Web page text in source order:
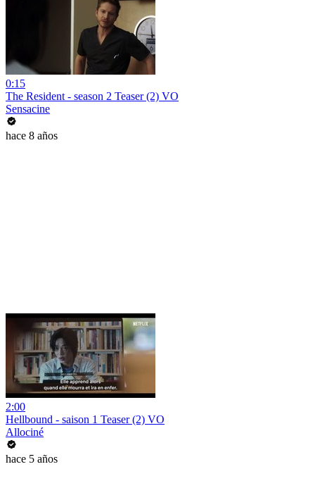
0:15
The Resident - season 2 Teaser (2) VO
Sensacine
hace 8 años
2:00
Hellbound - saison 1 Teaser (2) VO
Allociné
hace 5 años